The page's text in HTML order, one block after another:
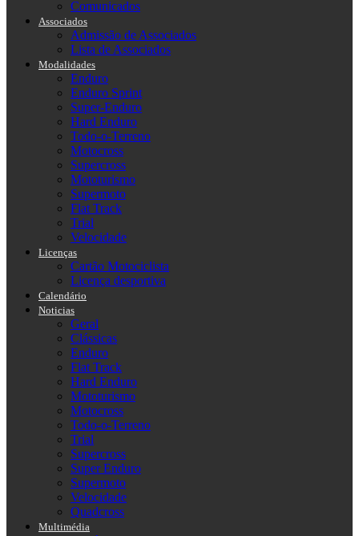
Comunicados
Associados
Admissão de Associados
Lista de Associados
Modalidades
Enduro
Enduro Sprint
Super-Enduro
Hard Enduro
Todo-o-Terreno
Motocross
Supercross
Mototurismo
Supermoto
Flat Track
Trial
Velocidade
Licenças
Cartão Motociclista
Licença desportiva
Calendário
Noticias
Geral
Clássicas
Enduro
Flat Track
Hard Enduro
Mototurismo
Motocross
Todo-o-Terreno
Trial
Supercross
Super Enduro
Supermoto
Velocidade
Quadcross
Multimédia